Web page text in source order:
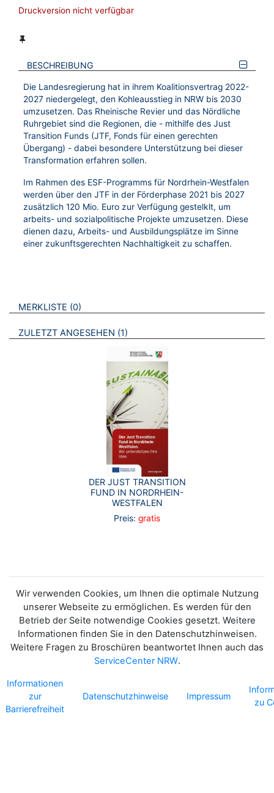
Druckversion nicht verfügbar
BESCHREIBUNG
Die Landesregierung hat in ihrem Koalitionsvertrag 2022-
2027 niedergelegt, den Kohleausstieg in NRW bis 2030
umzusetzen. Das Rheinische Revier und das Nördliche
Ruhrgebiet sind die Regionen, die - mithilfe des Just
Transition Funds (JTF, Fonds für einen gerechten
Übergang) - dabei besondere Unterstützung bei dieser
Transformation erfahren sollen.
Im Rahmen des ESF-Programms für Nordrhein-Westfalen
werden über den JTF in der Förderphase 2021 bis 2027
zusätzlich 120 Mio. Euro zur Verfügung gestelklt, um
arbeits- und sozialpolitische Projekte umzusetzen. Diese
dienen dazu, Arbeits- und Ausbildungsplätze im Sinne
einer zukunftsgerechten Nachhaltigkeit zu schaffen.
VERWEISE AUF VERMERKTE- ODER ZULETZT ANGESEHENE
MERKLISTE 0 BROSCHÜREN
ZULETZT ANGESEHEN 1 BROSCHÜREN
DER JUST TRANSITION
FUND IN NORDRHEIN-
WESTFALEN
Preis: gratis
Wir verwenden Cookies, um Ihnen die optimale Nutzung
unserer Webseite zu ermöglichen. Es werden für den
Betrieb der Seite notwendige Cookies gesetzt. Weitere
Informationen finden Sie in den Datenschutzhinweisen.
Weitere Fragen zu Broschüren beantwortet Ihnen auch das
ServiceCenter NRW.
Informationen
zur
Barrierefreiheit
Datenschutzhinweise Impressum
zu